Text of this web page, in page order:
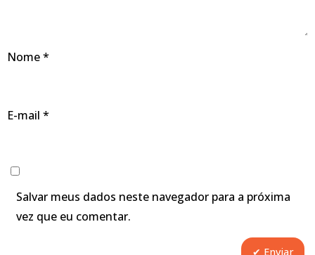
Nome*
E-mail *
Salvar meus dados neste navegador para a próxima
vez que eu comentar.